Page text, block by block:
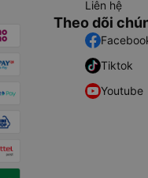
Liên hệ
Theo dõi
Tiktok
Youtube